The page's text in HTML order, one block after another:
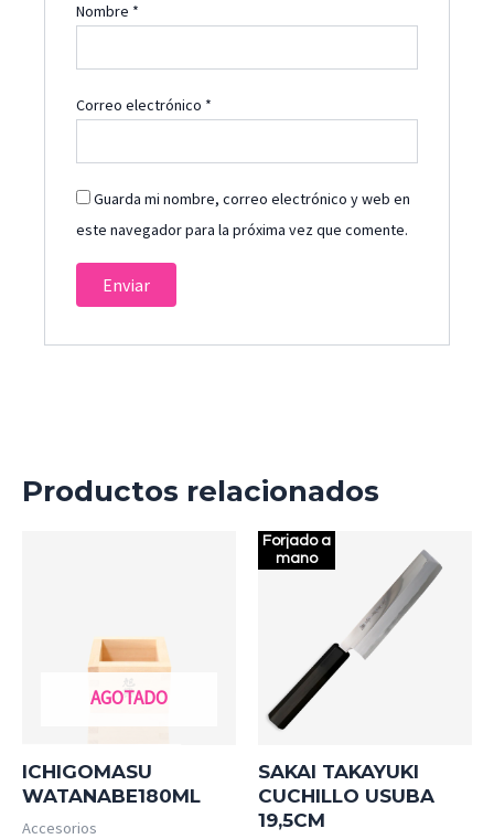
Nombre *
Correo electrónico *
Guarda mi nombre, correo electrónico y web en
este navegador para la próxima vez que comente.
Productos relacionados
AGOTADO
ICHIGOMASU
WATANABE180ML
Accesorios
Forjado a
mano
SAKAI TAKAYUKI
CUCHILLO USUBA
19,5CM
El
$598.990.
precio
actual
es:
$508.990.